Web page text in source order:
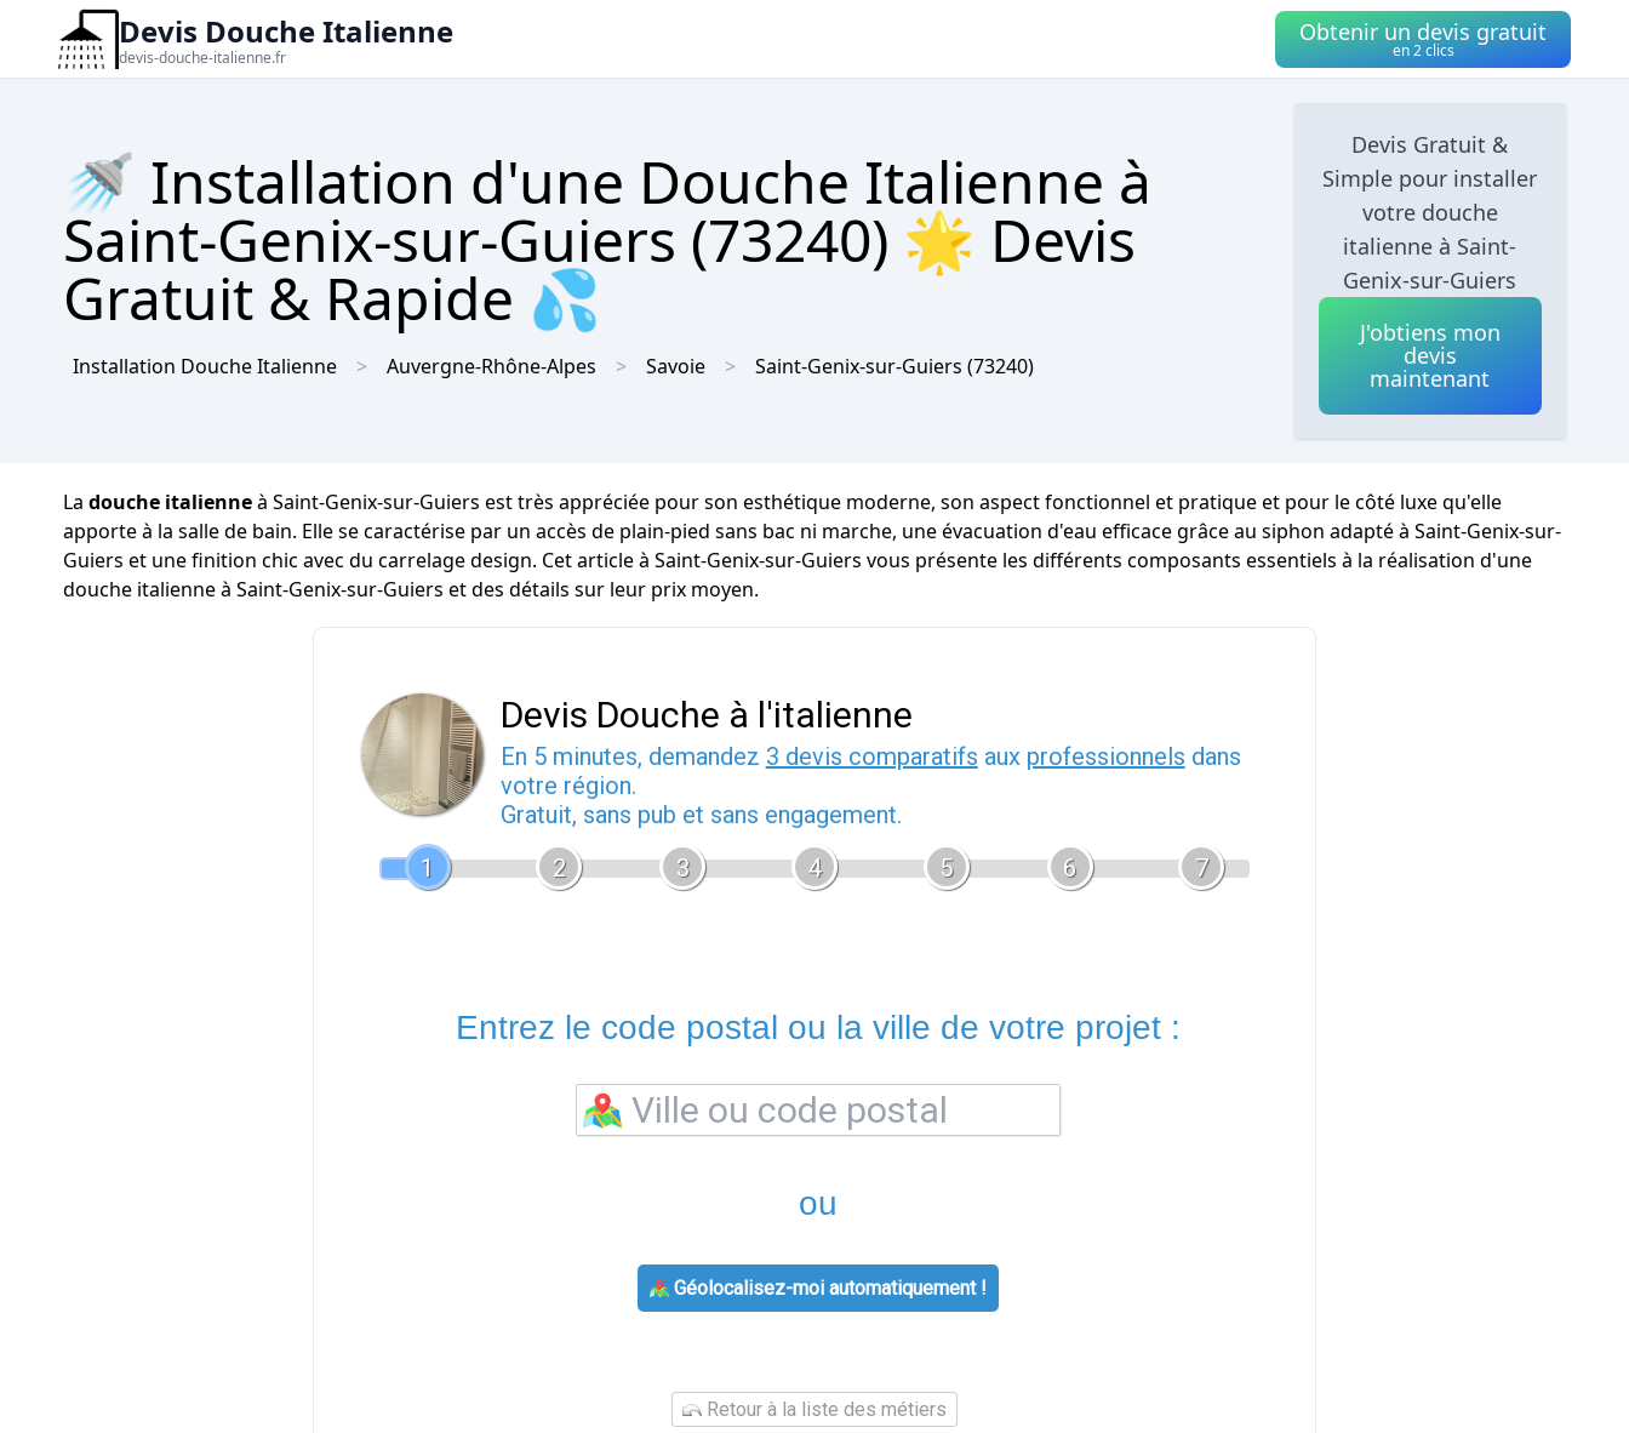
Devis Douche Italienne
devis-douche-italienne.fr
Obtenir un devis gratuit
en 2 clics
🚿 Installation d'une Douche Italienne à
Saint-Genix-sur-Guiers (73240) 🌟 Devis
Gratuit & Rapide 💦
Installation Douche Italienne Auvergne-Rhône-Alpes Savoie Saint-Genix-sur-Guiers (73240)
Devis Gratuit &
Simple pour installer
votre douche
italienne à Saint-
Genix-sur-Guiers
J'obtiens mon
devis
maintenant
La douche italienneà Saint-Genix-sur-Guiers est très appréciée pour son esthétique moderne, son aspect fonctionnel et pratique et pour le côté luxe qu'elle
apporte à la salle de bain. Elle se caractérise par un accès de plain-pied sans bac ni marche, une évacuation d'eau efficace grâce au siphon adapté à Saint-Genix-sur-
Guiers et une finition chic avec du carrelage design. Cet article à Saint-Genix-sur-Guiers vous présente les différents composants essentiels à la réalisation d'une
douche italienne à Saint-Genix-sur-Guiers et des détails sur leur prix moyen.
Devis Douche à l'italienne
En 5 minutes, demandez 3 devis comparatifs aux professionnels dans
votre région.
Gratuit, sans pub et sans engagement.
1
2 3 4 5 6 7
Entrez le code postal ou la ville de votre projet :
ou
Géolocalisez-moi automatiquement !
Retour à la liste des métiers